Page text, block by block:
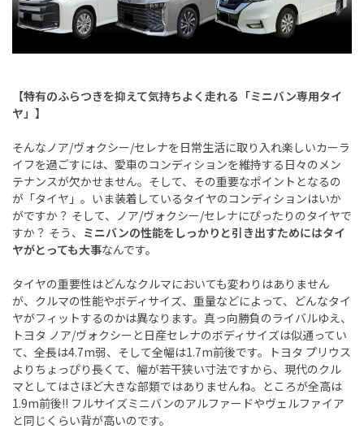
【特有のふらつきを抑えて気持ちよく走れる「ミニバン専用タイ
ヤ」】
そんなノア/ヴォクシー/セレナを日常生活に取り入れ楽しいカーラ
イフを過ごすには、愛車のコンディションを維持する日々のメン
テナンスが欠かせません。そして、その重要なポイントとなるの
が「タイヤ」。いま装着しているタイヤのコンディションはいか
がですか？ そして、ノア/ヴォクシー/セレナにぴったりのタイヤで
すか？ そう、 ミニバンの性能をしっかりと引き出すためにはタイ
ヤがとっても大事なんです。
タイヤの重要性はどんなクルマにおいても変わりはありません
が、クルマの性能やボディサイズ、重量などによって、どんなタイ
ヤがフィットするのかは異なります。真っ向勝負のライバルゆえ、
トヨタ ノア/ヴォクシーと日産セレナのボディサイズは似通ってい
て、全長は4.7m弱、そして全幅は1.7m前後です。トヨタ プリウス
よりちょっぴり長くて、幅が若干狭い寸法ですから、現代のクル
マとしてはさほど大きな部類ではありませんね。ところが全高は
1.9m前後!! フルサイズミニバンのアルファードやヴェルファイア
と同じくらい背が高いのです。